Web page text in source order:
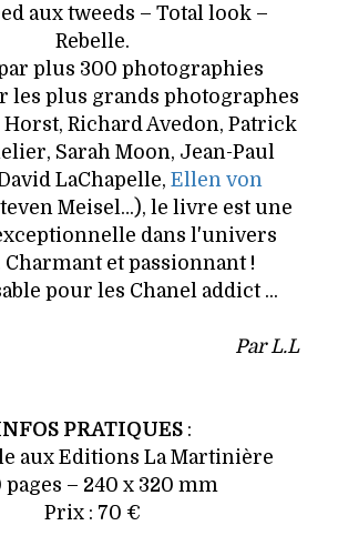
aux tweeds – Total look –
Rebelle.
plus 300 photographies
les plus grands photographes
Horst, Richard Avedon, Patrick
Sarah Moon, Jean-Paul
LaChapelle, Ellen von
Meisel…), le livre est une
dans l'univers
Charmant et passionnant !
pour les Chanel addict ...
Par L.L
PRATIQUES :
aux Editions La Martinière
pages – 240 x 320 mm
Prix : 70 €